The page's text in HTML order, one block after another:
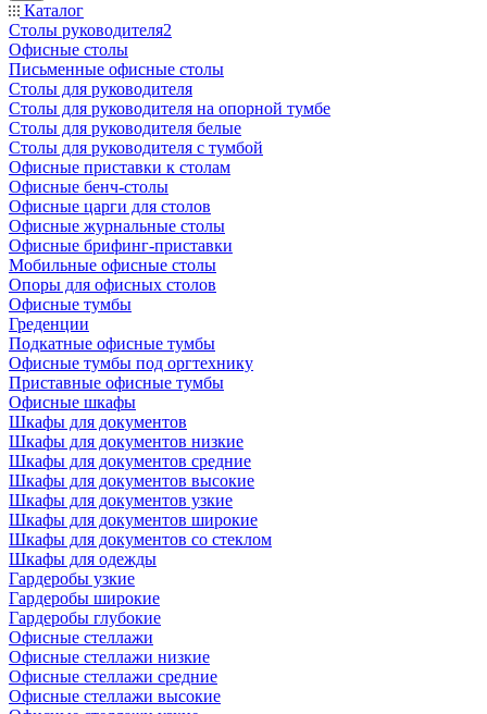
Каталог
Столы руководителя2
Офисные столы
Письменные офисные столы
Столы для руководителя
Столы для руководителя на опорной тумбе
Столы для руководителя белые
Столы для руководителя с тумбой
Офисные приставки к столам
Офисные бенч-столы
Офисные царги для столов
Офисные журнальные столы
Офисные брифинг-приставки
Мобильные офисные столы
Опоры для офисных столов
Офисные тумбы
Греденции
Подкатные офисные тумбы
Офисные тумбы под оргтехнику
Приставные офисные тумбы
Офисные шкафы
Шкафы для документов
Шкафы для документов низкие
Шкафы для документов средние
Шкафы для документов высокие
Шкафы для документов узкие
Шкафы для документов широкие
Шкафы для документов со стеклом
Шкафы для одежды
Гардеробы узкие
Гардеробы широкие
Гардеробы глубокие
Офисные стеллажи
Офисные стеллажи низкие
Офисные стеллажи средние
Офисные стеллажи высокие